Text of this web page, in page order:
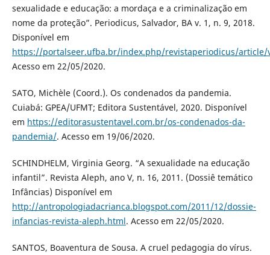
sexualidade e educação: a mordaça e a criminalização em
nome da proteção”. Periodicus, Salvador, BA v. 1, n. 9, 2018.
Disponível em
https://portalseer.ufba.br/index.php/revistaperiodicus/article/
Acesso em 22/05/2020.
SATO, Michèle (Coord.). Os condenados da pandemia.
Cuiabá: GPEA/UFMT; Editora Sustentável, 2020. Disponível
em https://editorasustentavel.com.br/os-condenados-da-
pandemia/. Acesso em 19/06/2020.
SCHINDHELM, Virginia Georg. “A sexualidade na educação
infantil”. Revista Aleph, ano V, n. 16, 2011. (Dossiê temático
Infâncias) Disponível em
http://antropologiadacrianca.blogspot.com/2011/12/dossie-
infancias-revista-aleph.html. Acesso em 22/05/2020.
SANTOS, Boaventura de Sousa. A cruel pedagogia do vírus.